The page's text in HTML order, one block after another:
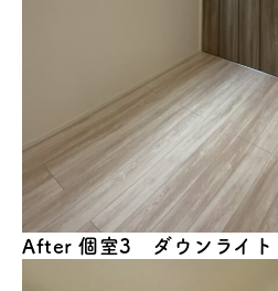
After 個室3 ダウンライト